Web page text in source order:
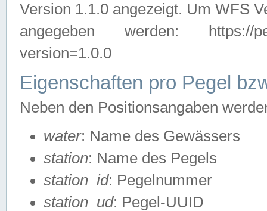
Version 1.1.0 angezeigt. Um WFS
angegeben werden: https://
version=1.0.0
Eigenschaften pro Pegel
Neben den Positionsangaben
water: Name des Gewässers
station: Name des Pegels
station_id: Pegelnummer
station_ud: Pegel-UUID